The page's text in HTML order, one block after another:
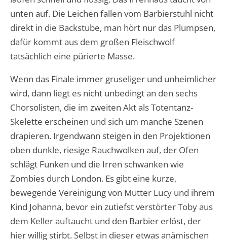
unten auf. Die Leichen fallen vom Barbierstuhl nicht
direkt in die Backstube, man hört nur das Plumpsen,
dafür kommt aus dem großen Fleischwolf
tatsächlich eine pürierte Masse.
Wenn das Finale immer gruseliger und unheimlicher
wird, dann liegt es nicht unbedingt an den sechs
Chorsolisten, die im zweiten Akt als Totentanz-
Skelette erscheinen und sich um manche Szenen
drapieren. Irgendwann steigen in den Projektionen
oben dunkle, riesige Rauchwolken auf, der Ofen
schlägt Funken und die Irren schwanken wie
Zombies durch London. Es gibt eine kurze,
bewegende Vereinigung von Mutter Lucy und ihrem
Kind Johanna, bevor ein zutiefst verstörter Toby aus
dem Keller auftaucht und den Barbier erlöst, der
hier willig stirbt. Selbst in dieser etwas anämischen